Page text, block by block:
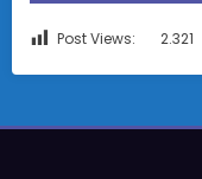
Post Views: 2.321